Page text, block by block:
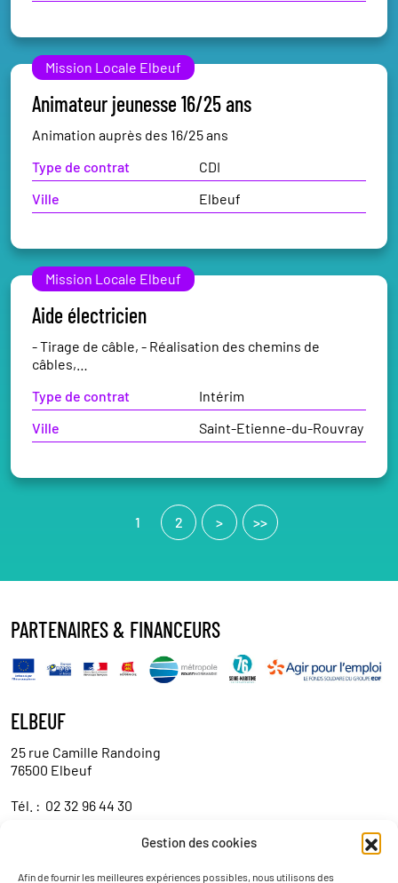
Gestion des cookies
Afin de fournir les meilleures expériences possibles, nous utilisons des
Mission Locale Elbeuf
Animateur jeunesse 16/25 ans
Animation auprès des 16/25 ans
Type de contrat
CDI
Ville
Elbeuf
Mission Locale Elbeuf
Aide électricien
- Tirage de câble, - Réalisation des chemins de
câbles,…
Type de contrat
Intérim
Ville
Saint-Etienne-du-Rouvray
1 2 > >>
PARTENAIRES & FINANCEURS
ELBEUF
25 rue Camille Randoing
76500 Elbeuf
Tél. : 02 32 96 44 30